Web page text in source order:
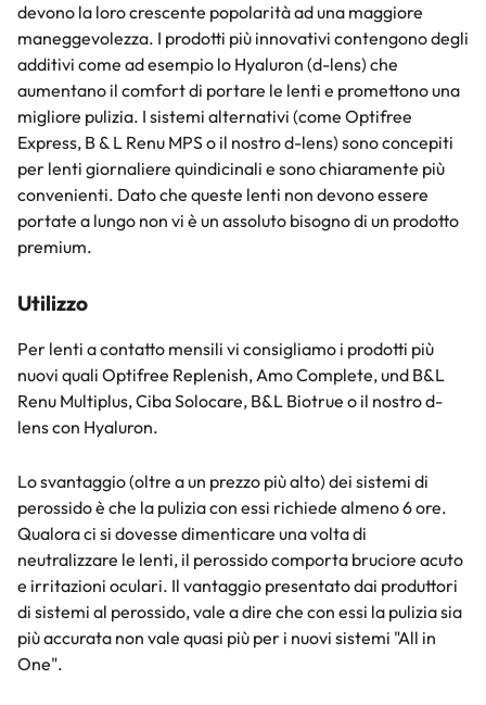
devono la loro crescente popolarità ad una maggiore
maneggevolezza. I prodotti più innovativi contengono degli
additivi come ad esempio lo Hyaluron (d-lens) che
aumentano il comfort di portare le lenti e promettono una
migliore pulizia. I sistemi alternativi (come Optifree
Express, B & L Renu MPS o il nostro d-lens) sono concepiti
per lenti giornaliere quindicinali e sono chiaramente più
convenienti. Dato che queste lenti non devono essere
portate a lungo non vi è un assoluto bisogno di un prodotto
premium.
Utilizzo
Per lenti a contatto mensili vi consigliamo i prodotti più
nuovi quali Optifree Replenish, Amo Complete, und B&L
Renu Multiplus, Ciba Solocare, B&L Biotrue o il nostro d-
lens con Hyaluron.
Lo svantaggio (oltre a un prezzo più alto) dei sistemi di
perossido è che la pulizia con essi richiede almeno 6 ore.
Qualora ci si dovesse dimenticare una volta di
neutralizzare le lenti, il perossido comporta bruciore acuto
e irritazioni oculari. Il vantaggio presentato dai produttori
di sistemi al perossido, vale a dire che con essi la pulizia sia
più accurata non vale quasi più per i nuovi sistemi "All in
One".